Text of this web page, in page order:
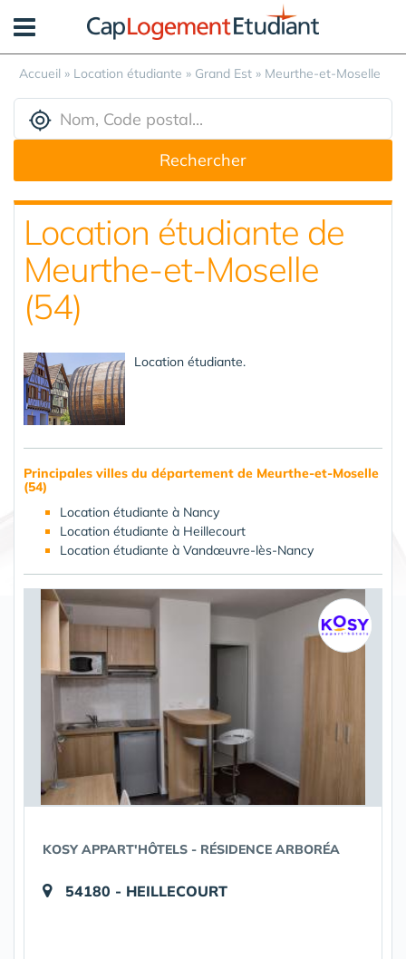
Accueil » Location étudiante » Grand Est » Meurthe-et-Moselle
Rechercher
Location étudiante de
Meurthe-et-Moselle
(54)
Location étudiante.
Principales villes du département de Meurthe-et-Moselle
(54)
Location étudiante à Nancy
Location étudiante à Heillecourt
Location étudiante à Vandœuvre-lès-Nancy
KOSY APPART'HÔTELS - RÉSIDENCE ARBORÉA
54180 - HEILLECOURT